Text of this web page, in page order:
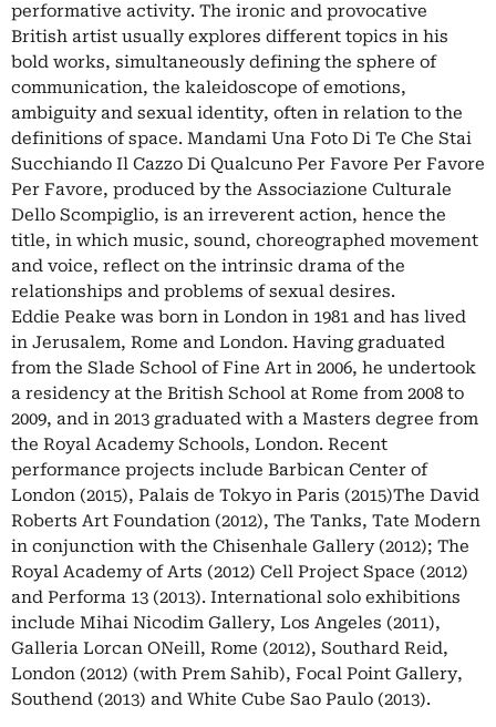
performative activity. The ironic and provocative
British artist usually explores different topics in his
bold works, simultaneously defining the sphere of
communication, the kaleidoscope of emotions,
ambiguity and sexual identity, often in relation to the
definitions of space. Mandami Una Foto Di Te Che Stai
Succhiando Il Cazzo Di Qualcuno Per Favore Per Favore
Per Favore, produced by the Associazione Culturale
Dello Scompiglio, is an irreverent action, hence the
title, in which music, sound, choreographed movement
and voice, reflect on the intrinsic drama of the
relationships and problems of sexual desires.
Eddie Peake was born in London in 1981 and has lived
in Jerusalem, Rome and London. Having graduated
from the Slade School of Fine Art in 2006, he undertook
a residency at the British School at Rome from 2008 to
2009, and in 2013 graduated with a Masters degree from
the Royal Academy Schools, London. Recent
performance projects include Barbican Center of
London (2015), Palais de Tokyo in Paris (2015)The David
Roberts Art Foundation (2012), The Tanks, Tate Modern
in conjunction with the Chisenhale Gallery (2012); The
Royal Academy of Arts (2012) Cell Project Space (2012)
and Performa 13 (2013). International solo exhibitions
include Mihai Nicodim Gallery, Los Angeles (2011),
Galleria Lorcan ONeill, Rome (2012), Southard Reid,
London (2012) (with Prem Sahib), Focal Point Gallery,
Southend (2013) and White Cube Sao Paulo (2013).